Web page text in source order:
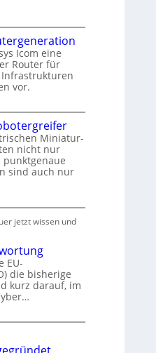
Icom eine
Router für
vor.
Miniatur-
nicht nur
sind auch nur
jetzt wissen und
EU-
die bisherige
kurz darauf, im